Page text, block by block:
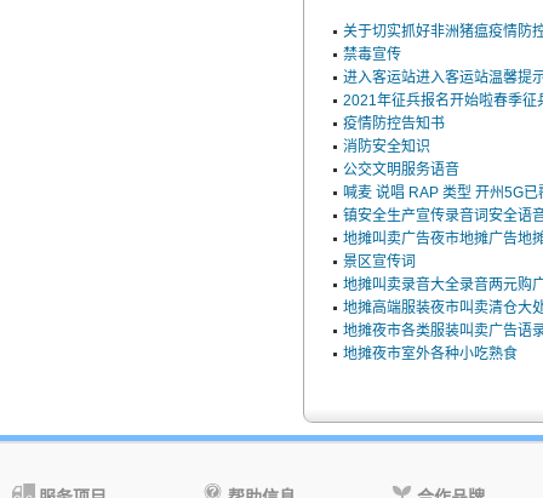
关于切实抓好非洲猪瘟疫情防
禁毒宣传
进入客运站进入客运站温馨提
2021年征兵报名开始啦春季征
疫情防控告知书
消防安全知识
公交文明服务语音
喊麦 说唱 RAP 类型 开州5G已
镇安全生产宣传录音词安全语
地摊叫卖广告夜市地摊广告地
景区宣传词
地摊叫卖录音大全录音两元购
地摊高端服装夜市叫卖清仓大
地摊夜市各类服装叫卖广告语
地摊夜市室外各种小吃熟食